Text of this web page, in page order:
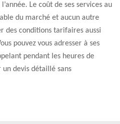
Le coût de ses services au
du marché et aucun autre
des conditions tarifaires aussi
pouvez vous adresser à ses
pendant les heures de
un devis détaillé sans